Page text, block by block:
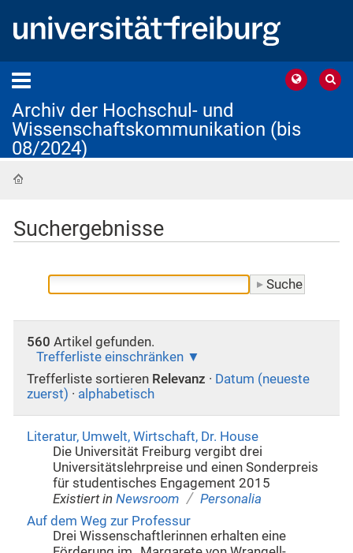
Archiv der Hochschul- und
Wissenschaftskommunikation (bis
08/2024)
Suchergebnisse
560 Artikel gefunden.
Trefferliste einschränken
Trefferliste sortieren Relevanz · Datum (neueste
zuerst) · alphabetisch
Literatur, Umwelt, Wirtschaft, Dr. House
Die Universität Freiburg vergibt drei
Universitätslehrpreise und einen Sonderpreis
für studentisches Engagement 2015
Existiert in Newsroom / Personalia
Auf dem Weg zur Professur
Drei Wissenschaftlerinnen erhalten eine